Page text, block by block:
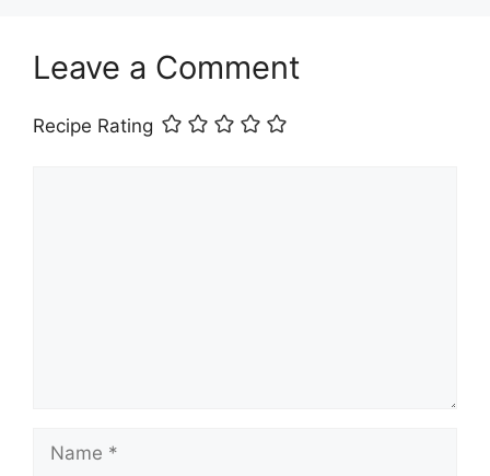
Leave a Comment
Recipe Rating